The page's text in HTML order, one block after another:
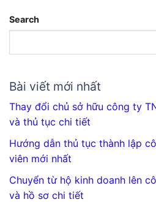
Search
Bài viết mới nhất
Thay đổi chủ sở hữu công ty
và thủ tục chi tiết
Hướng dẫn thủ tục thành lập
viên mới nhất
Chuyển từ hộ kinh doanh lên
và hồ sơ chi tiết